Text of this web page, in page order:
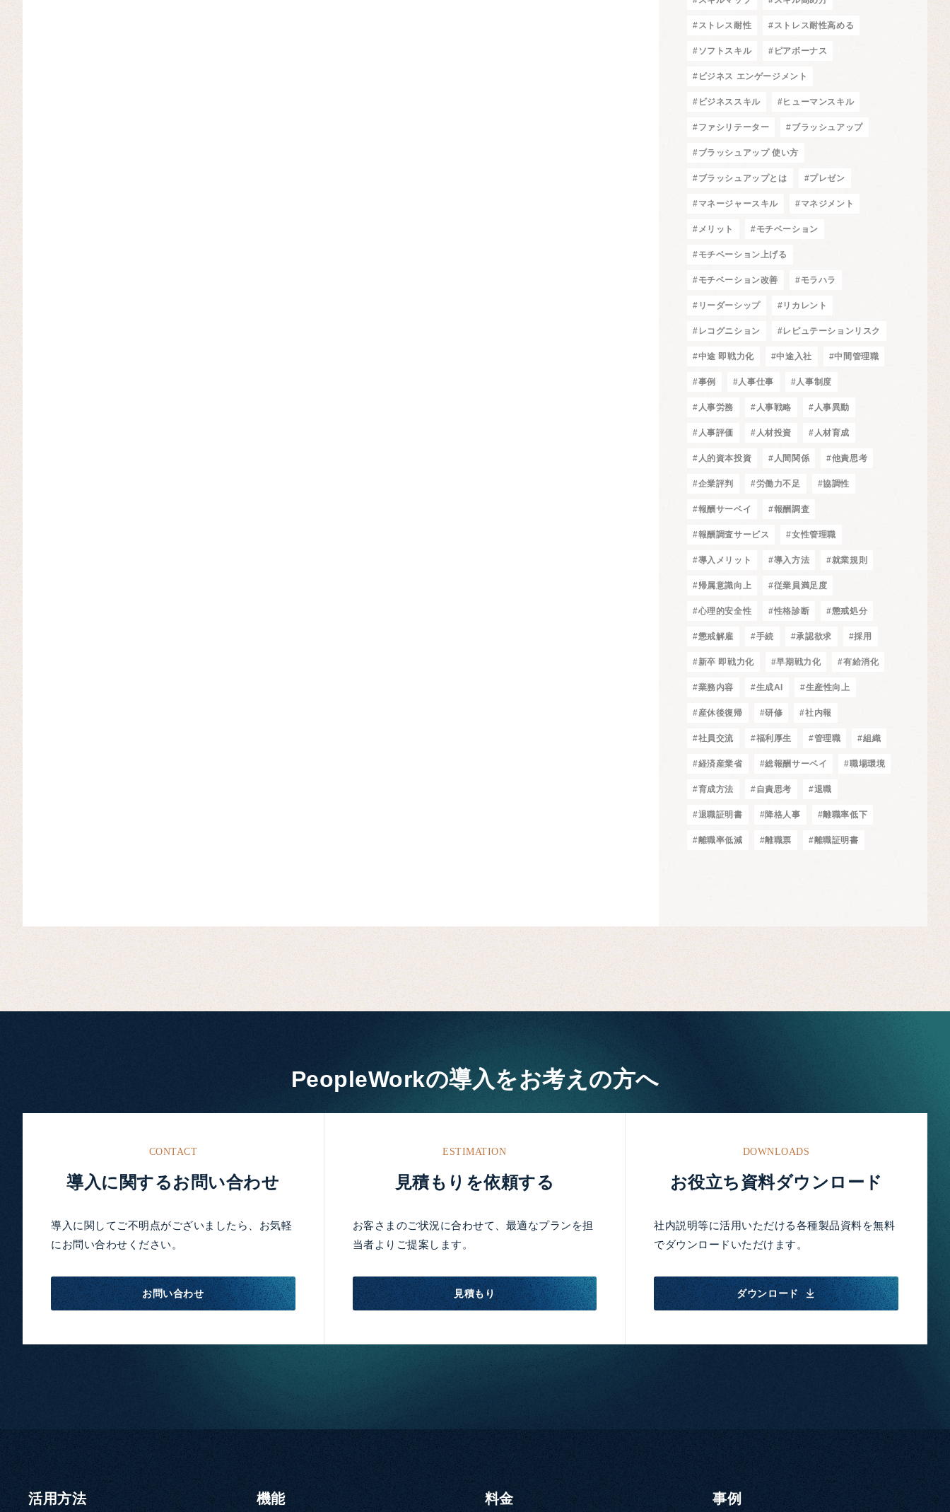
#ストレス耐性 #ストレス耐性高める
#ソフトスキル #ピアボーナス
#ビジネス エンゲージメント
#ビジネススキル #ヒューマンスキル
#ファシリテーター #ブラッシュアップ
#ブラッシュアップ 使い方
#ブラッシュアップとは #プレゼン
#マネージャースキル #マネジメント
#メリット #モチベーション
#モチベーション上げる
#モチベーション改善 #モラハラ
#リーダーシップ #リカレント
#レコグニション #レピュテーションリスク
#中途 即戦力化 #中途入社 #中間管理職
#事例 #人事仕事 #人事制度
#人事労務 #人事戦略 #人事異動
#人事評価 #人材投資 #人材育成
#人的資本投資 #人間関係 #他責思考
#企業評判 #労働力不足 #協調性
#報酬サーベイ #報酬調査
#報酬調査サービス #女性管理職
#導入メリット #導入方法 #就業規則
#帰属意識向上 #従業員満足度
#心理的安全性 #性格診断 #懲戒処分
#懲戒解雇 #手続 #承認欲求 #採用
#新卒 即戦力化 #早期戦力化 #有給消化
#業務内容 #生成AI #生産性向上
#産休後復帰 #研修 #社内報
#社員交流 #福利厚生 #管理職 #組織
#経済産業省 #総報酬サーベイ #職場環境
#育成方法 #自責思考 #退職
#退職証明書 #降格人事 #離職率低下
#離職率低減 #離職票 #離職証明書
PeopleWorkの導入をお考えの方へ
CONTACT
導入に関するお問い合わせ
導入に関してご不明点がございましたら、お気軽
にお問い合わせください。
お問い合わせ
ESTIMATION
見積もりを依頼する
お客さまのご状況に合わせて、最適なプランを担
当者よりご提案します。
見積もり
DOWNLOADS
お役立ち資料ダウンロード
社内説明等に活用いただける各種製品資料を無料
でダウンロードいただけます。
ダウンロード
活用方法 機能 料金 事例